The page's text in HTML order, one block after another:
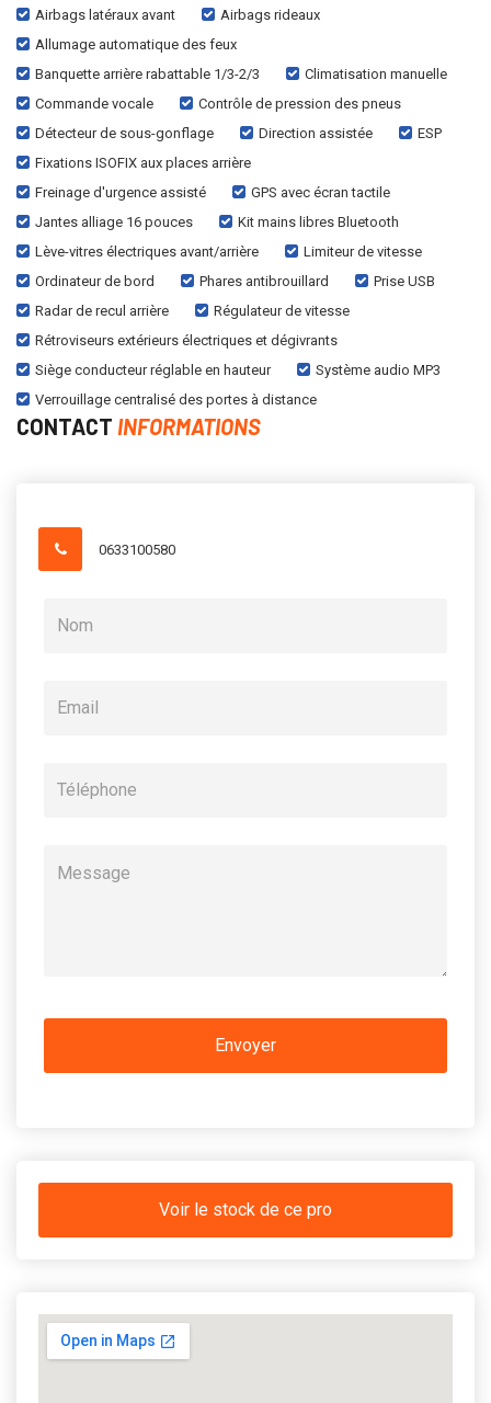
Airbags latéraux avant
Airbags rideaux
Allumage automatique des feux
Banquette arrière rabattable 1/3-2/3
Climatisation manuelle
Commande vocale
Contrôle de pression des pneus
Détecteur de sous-gonflage
Direction assistée
ESP
Fixations ISOFIX aux places arrière
Freinage d'urgence assisté
GPS avec écran tactile
Jantes alliage 16 pouces
Kit mains libres Bluetooth
Lève-vitres électriques avant/arrière
Limiteur de vitesse
Ordinateur de bord
Phares antibrouillard
Prise USB
Radar de recul arrière
Régulateur de vitesse
Rétroviseurs extérieurs électriques et dégivrants
Siège conducteur réglable en hauteur
Système audio MP3
Verrouillage centralisé des portes à distance
CONTACT INFORMATIONS
0633100580
Voir le stock de ce pro